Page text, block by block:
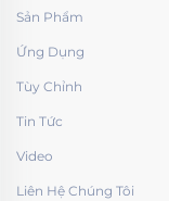
Sản Phẩm
Ứng Dụng
Tùy Chỉnh
Tin Tức
Video
Liên Hệ Chúng Tôi